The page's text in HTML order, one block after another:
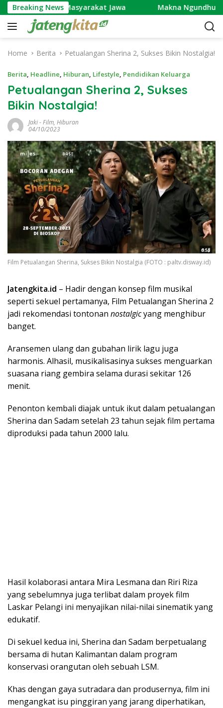
k
Breaking News
Dipercaya Masyarakat Jawa Makna Ngundhuh
Home Berita Petualangan Sherina 2, Sukses Bikin Nostalgia!
Berita, Headline, Hiburan, Lifestyle, Pendidikan Keluarga
Petualangan Sherina 2, Sukses
Bikin Nostalgia!
Jaki-Film, Hiburan
04/10/2023
Film Petualangan Sherina, Sukses Bikin Nostalgia (FOTO : paltv.disway.id)
Jatengkita.id – Hadir dengan konsep film musikal
seperti sekuel pertamanya, Film Petualangan Sherina 2
jadi rekomendasi tontonan nostalgicyang menghibur
banget.
Aransemen ulang dan gubahan lirik lagu juga
harmonis. Alhasil, musikalisasinya sukses menguarkan
suasana riang gembira selama durasi sekitar 126
menit.
Penonton kembali diajak untuk ikut dalam petualangan
Sherina dan Sadam setelah 23 tahun sejak film pertama
diproduksi pada tahun 2000 lalu.
Hasil kolaborasi antara Mira Lesmana dan Riri Riza
yang sebelumnya juga terlibat dalam proyek film
Laskar Pelangi ini menyajikan nilai-nilai sinematik yang
edukatif.
Di sekuel kedua ini, Sherina dan Sadam berpetualang
bersama di hutan Kalimantan dalam program
konservasi orangutan oleh sebuah LSM.
Khas dengan gaya sutradara dan produsernya, film ini
mengangkat isu pinggiran yang jarang diperhatikan,